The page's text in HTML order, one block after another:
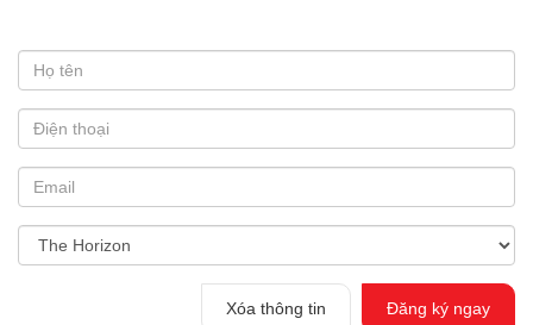
Xóa thông tin Đăng ký ngay